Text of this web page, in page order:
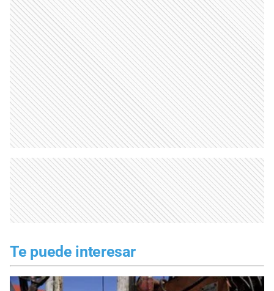
Te puede interesar